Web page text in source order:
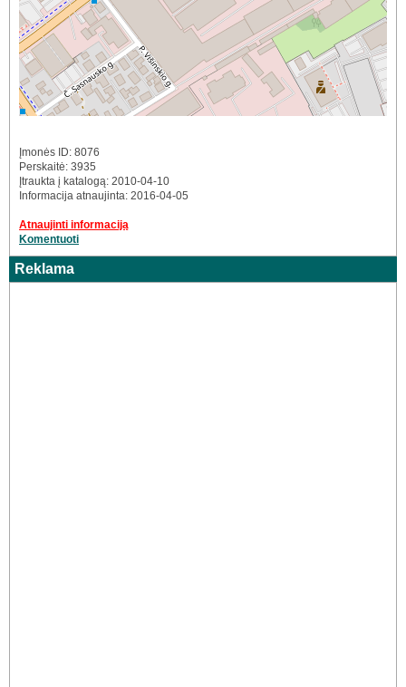
Įmonės ID: 8076
Perskaitė: 3935
Įtraukta į katalogą: 2010-04-10
Informacija atnaujinta: 2016-04-05
Atnaujinti informaciją
Komentuoti
Reklama